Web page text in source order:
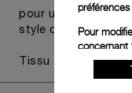
pour une
style choisi de la
Tissu gris, STD, 26/
Pour
concernant
cliquez sur
politique